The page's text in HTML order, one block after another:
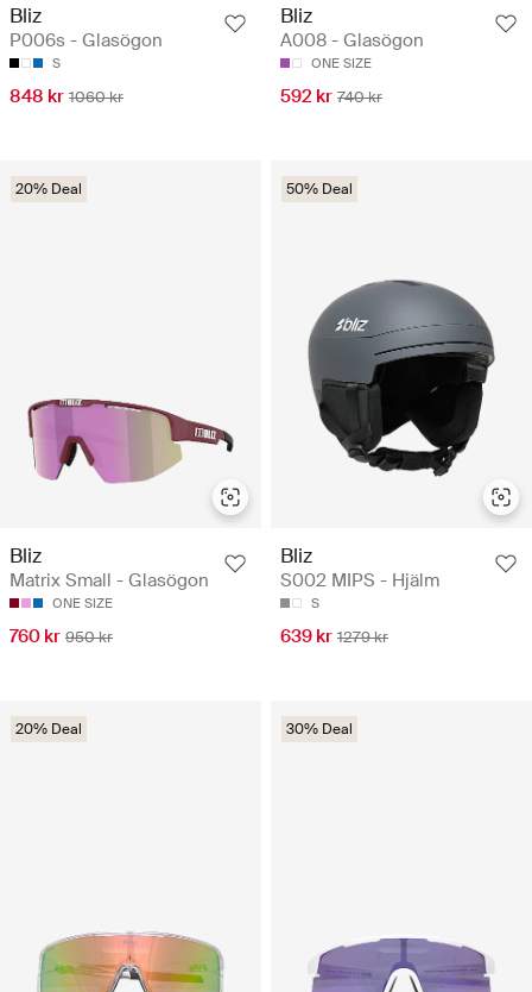
Bliz
P006s - Glasögon
S
848 kr 1060 kr
Bliz
A008 - Glasögon
ONE SIZE
592 kr 740 kr
20% Deal
Bliz
Matrix Small - Glasögon
ONE SIZE
760 kr 950 kr
50% Deal
Bliz
S002 MIPS - Hjälm
S
639 kr 1279 kr
20% Deal 30% Deal